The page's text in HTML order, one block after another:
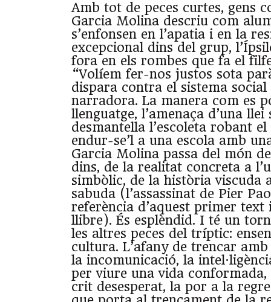
Amb tot de peces curtes, gens
Garcia Molina descriu com
s’enfonsen en l’apatia i en la
excepcional dins del grup,
fora en els rombes que fa el
“Volíem fer-nos justos sota
dispara contra el sistema
narradora. La manera com es
llenguatge, l’amenaça d’una
desmantella l’escoleta robant
endur-se’l a una escola amb
Garcia Molina passa del món
dins, de la realitat concreta a
simbòlic, de la història viscuda
sabuda (l’assassinat de Pier
referència d’aquest primer text
llibre). És esplèndid. I té un
les altres peces del tríptic:
cultura. L’afany de trencar
la incomunicació, la
per viure una vida
crit desesperat, la por a la